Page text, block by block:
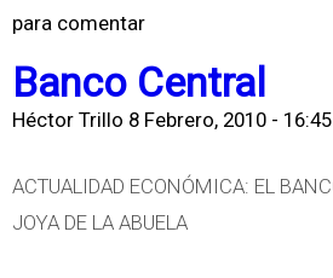
o
r
e
para comentar
Banco Central
Héctor Trillo 8 Febrero, 2010 - 16:45
ACTUALIDAD ECONÓMICA: EL
JOYA DE LA ABUELA